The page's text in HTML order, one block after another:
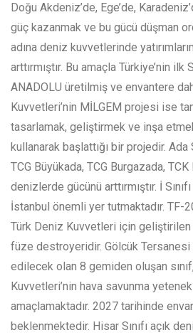
Doğu Akdeniz’de, Ege’de,
güç kazanmak ve bu gücü düşman
adına deniz kuvvetlerinde
arttırmıştır. Bu amaçla Türkiye’nin
ANADOLU üretilmiş ve envantere
Kuvvetleri’nin MİLGEM projesi ise
tasarlamak, geliştirmek ve inşa
kullanarak başlattığı bir projedir. Ada
TCG Büyükada, TCG Burgazada, TCK
denizlerde gücünü arttırmıştır. İ
İstanbul önemli yer tutmaktadır. TF-
Türk Deniz Kuvvetleri için
füze destroyeridir. Gölcük Tersanesi
edilecek olan 8 gemiden oluşan
Kuvvetleri’nin hava savunma
amaçlamaktadır. 2027 tarihinde
beklenmektedir. Hisar Sınıfı açık